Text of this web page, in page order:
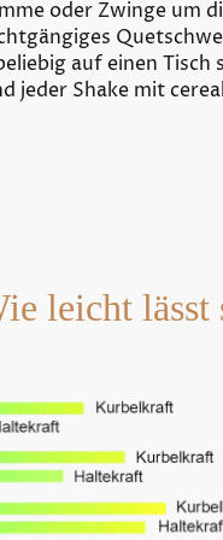
oder Zwinge um
auf einen
jeder Shake mit
leicht lässt